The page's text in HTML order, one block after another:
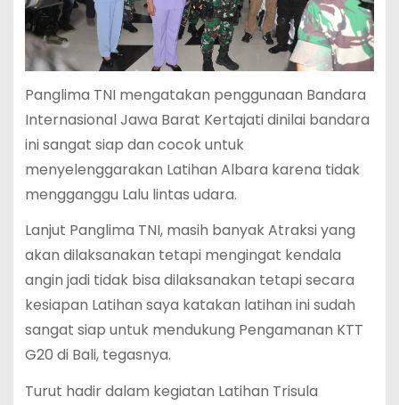
Panglima TNI mengatakan penggunaan Bandara
Internasional Jawa Barat Kertajati dinilai bandara
ini sangat siap dan cocok untuk
menyelenggarakan Latihan Albara karena tidak
mengganggu Lalu lintas udara.
Lanjut Panglima TNI, masih banyak Atraksi yang
akan dilaksanakan tetapi mengingat kendala
angin jadi tidak bisa dilaksanakan tetapi secara
kesiapan Latihan saya katakan latihan ini sudah
sangat siap untuk mendukung Pengamanan KTT
G20 di Bali, tegasnya.
Turut hadir dalam kegiatan Latihan Trisula